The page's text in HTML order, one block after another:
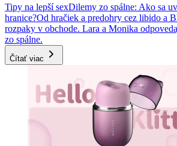
Tipy na lepší sexDilemy zo spálne: Ako sa
hranice?Od hračiek a predohry cez libido a
rozpaky v obchode. Lara a Monika
zo spálne.
Čítať viac